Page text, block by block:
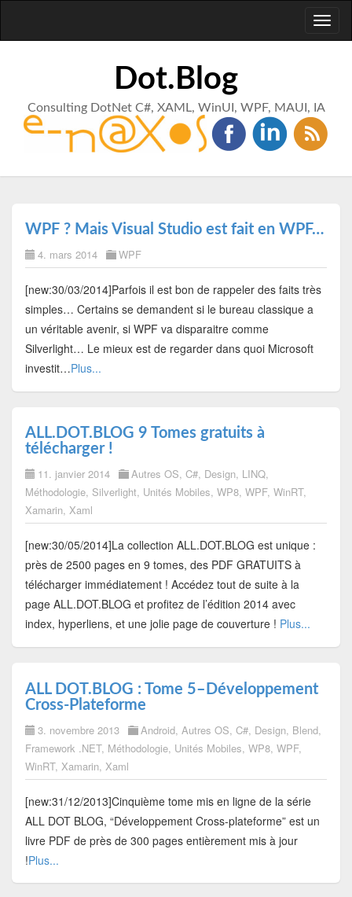
Dot.Blog
Consulting DotNet C#, XAML, WinUI, WPF, MAUI, IA
WPF ? Mais Visual Studio est fait en WPF…
4. mars 2014 WPF
[new:30/03/2014]Parfois il est bon de rappeler des faits très
simples… Certains se demandent si le bureau classique a
un véritable avenir, si WPF va disparaitre comme
Silverlight… Le mieux est de regarder dans quoi Microsoft
investit…Plus...
ALL.DOT.BLOG 9 Tomes gratuits à
télécharger !
11. janvier 2014 Autres OS, C#, Design, LINQ,
Méthodologie, Silverlight, Unités Mobiles, WP8, WPF, WinRT,
Xamarin, Xaml
[new:30/05/2014]La collection ALL.DOT.BLOG est unique :
près de 2500 pages en 9 tomes, des PDF GRATUITS à
télécharger immédiatement ! Accédez tout de suite à la
page ALL.DOT.BLOG et profitez de l’édition 2014 avec
index, hyperliens, et une jolie page de couverture ! Plus...
ALL DOT.BLOG : Tome 5–Développement
Cross-Plateforme
3. novembre 2013 Android, Autres OS, C#, Design, Blend,
Framework .NET, Méthodologie, Unités Mobiles, WP8, WPF,
WinRT, Xamarin, Xaml
[new:31/12/2013]Cinquième tome mis en ligne de la série
ALL DOT BLOG, “Développement Cross-plateforme” est un
livre PDF de près de 300 pages entièrement mis à jour
!Plus...